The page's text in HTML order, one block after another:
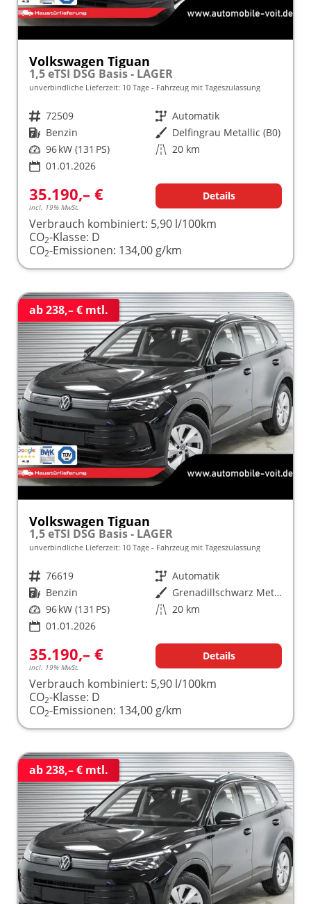
Volkswagen Tiguan
1,5 eTSI DSG Basis - LAGER
unverbindliche Lieferzeit: 10 Tage Fahrzeug mit Tageszulassung
Fahrzeugnr. 72509 Getriebe Automatik
Kraftstoff Benzin Außenfarbe Delfingrau Metallic (B0)
Leistung 96 kW (131 PS) Kilometerstand 20 km
01.01.2026
35.190,– €
incl. 19% MwSt.
Details
Verbrauch kombiniert: 5,90 l/100km
CO2-Klasse: D
CO2-Emissionen: 134,00 g/km
ab 238,– € mtl.
Volkswagen Tiguan
1,5 eTSI DSG Basis - LAGER
unverbindliche Lieferzeit: 10 Tage Fahrzeug mit Tageszulassung
Fahrzeugnr. 76619 Getriebe Automatik
Kraftstoff Benzin Außenfarbe
Grenadillschwarz Metallic (0E)
Leistung 96 kW (131 PS) Kilometerstand 20 km
01.01.2026
35.190,– €
incl. 19% MwSt.
Details
Verbrauch kombiniert: 5,90 l/100km
CO2-Klasse: D
CO2-Emissionen: 134,00 g/km
ab 238,– € mtl.